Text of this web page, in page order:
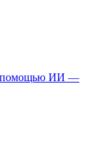
помощью ИИ —